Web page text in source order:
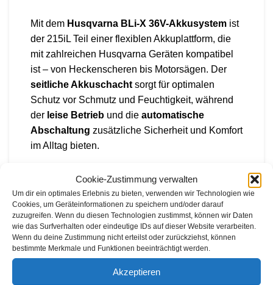
Cookie-Zustimmung verwalten
Um dir ein optimales Erlebnis zu bieten, verwenden wir Technologien wie
Cookies, um Geräteinformationen zu speichern und/oder darauf
zuzugreifen. Wenn du diesen Technologien zustimmst, können wir Daten
wie das Surfverhalten oder eindeutige IDs auf dieser Website verarbeiten.
Wenn du deine Zustimmung nicht erteilst oder zurückziehst, können
bestimmte Merkmale und Funktionen beeinträchtigt werden.
Akzeptieren
Mit dem Husqvarna BLi-X 36V-Akkusystem ist
der 215iL Teil einer flexiblen Akkuplattform, die
mit zahlreichen Husqvarna Geräten kompatibel
ist – von Heckenscheren bis Motorsägen. Der
seitliche Akkuschacht sorgt für optimalen
Schutz vor Schmutz und Feuchtigkeit, während
der leise Betrieb und die automatische
Abschaltung zusätzliche Sicherheit und Komfort
im Alltag bieten.
Eigenschaften & Vorteile
Bürstenloser Motorfür mehr Effizienz,
Drehmoment und Lebensdauer
Teleskopschaftfür ergonomisches Arbeiten
und kompakte Lagerung